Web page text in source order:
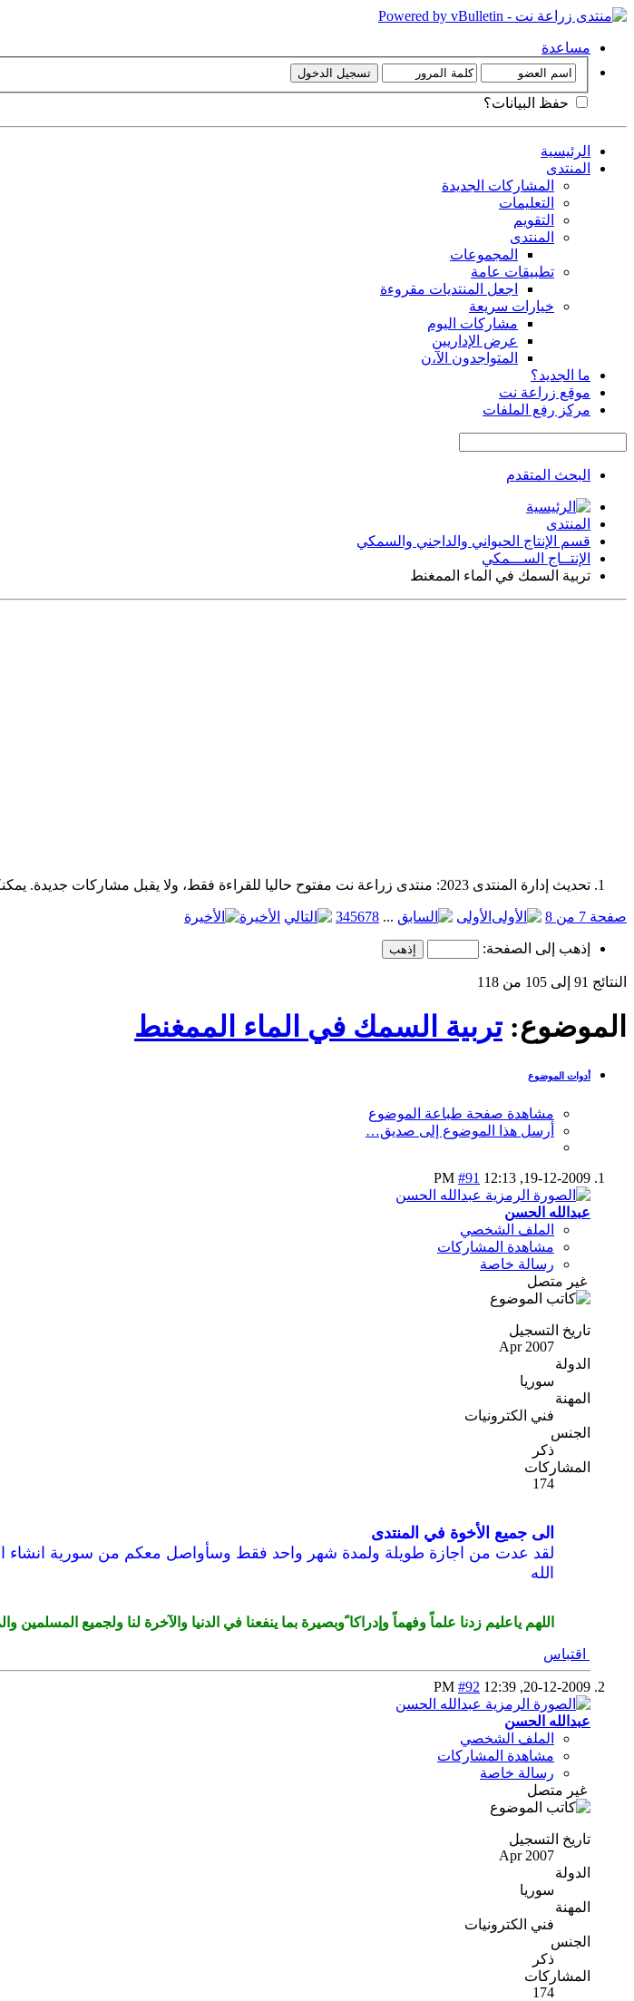
مساعدة
حفظ البيانات؟
الرئيسية
المنتدى
المشاركات الجديدة
التعليمات
التقويم
المنتدى
المجموعات
تطبيقات عامة
اجعل المنتديات مقروءة
خيارات سريعة
مشاركات اليوم
عرض الإداريين
المتواجدون الآ،ن
ما الجديد؟
موقع زراعة نت
مركز رفع الملفات
البحث المتقدم
المنتدى
قسم الإنتاج الحيواني والداجني والسمكي
الإنتــاج الســـمكي
تربية السمك في الماء الممغنط
تحديث إدارة المنتدى 2023: منتدى زراعة نت مفتوح حاليا للقراءة فقط، ولا يقبل مشاركات جديدة. يمكنكم استخدام الشريط الظاهر أعلاه للبحث في كافة مواضيع المدوّنة والمنتدى.
صفحة 7 من 8 الأولى ...
345678 الأخيرة
إذهب إلى الصفحة:
النتائج 91 إلى 105 من 118
الموضوع:تربية السمك في الماء الممغنط
أدوات الموضوع
مشاهدة صفحة طباعة الموضوع
أرسل هذا الموضوع إلى صديق…
19-12-2009,
12:13 PM
#91
عبدالله الحسن
الملف الشخصي
مشاهدة المشاركات
رسالة خاصة
غير متصل
تاريخ التسجيل
Apr 2007
الدولة
سوريا
المهنة
فني الكترونيات
الجنس
ذكر
المشاركات
174
الى جميع الأخوة في المنتدى
لقد عدت من اجازة طويلة ولمدة شهر واحد فقط وسأواصل معكم من سورية انشاء
الله
اللهم ياعليم زدنا علماً وفهماً وإدراكا ًوبصيرة بما ينفعنا في الدنيا والآخرة لنا ولجميع المسلمين
اقتباس
20-12-2009,
12:39 PM
#92
عبدالله الحسن
الملف الشخصي
مشاهدة المشاركات
رسالة خاصة
غير متصل
تاريخ التسجيل
Apr 2007
الدولة
سوريا
المهنة
فني الكترونيات
الجنس
ذكر
المشاركات
174